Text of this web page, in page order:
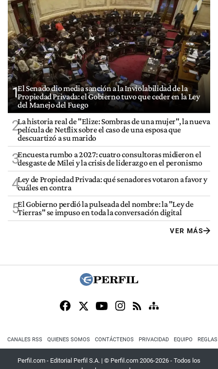
1El Senado dio media sanción a la Inviolabilidad de la
Propiedad Privada: el Gobierno tuvo que ceder en la Ley
del Manejo del Fuego
2La historia real de "Elize: Sombras de una mujer", la nueva
película de Netflix sobre el caso de una esposa que
descuartizó a su marido
3Encuesta rumbo a 2027: cuatro consultoras midieron el
desgaste de Milei y la crisis de liderazgo en el peronismo
4Ley de Propiedad Privada: qué senadores votaron a favor y
cuáles en contra
5El Gobierno perdió la pulseada del nombre: la "Ley de
Tierras" se impuso en toda la conversación digital
VER MÁS
CANALES RSS QUIENES SOMOS CONTÁCTENOS PRIVACIDAD EQUIPO
Perfil.com - Editorial Perfil S.A. | © Perfil.com 2006-2026 - Todos los